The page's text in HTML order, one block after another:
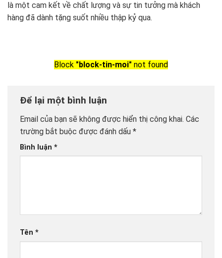
là một cam kết về chất lượng và sự tin tưởng mà khách
hàng đã dành tặng suốt nhiều thập kỷ qua.
Block "block-tin-moi" not found
Để lại một bình luận
Email của bạn sẽ không được hiển thị công khai. Các
trường bắt buộc được đánh dấu *
Bình luận *
Tên *